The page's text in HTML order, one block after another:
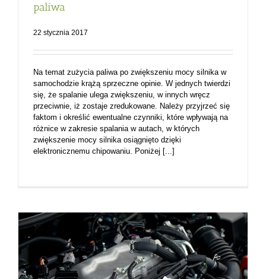
paliwa
22 stycznia 2017
Na temat zużycia paliwa po zwiększeniu mocy silnika w
samochodzie krążą sprzeczne opinie. W jednych twierdzi
się, że spalanie ulega zwiększeniu, w innych wręcz
przeciwnie, iż zostaje zredukowane. Należy przyjrzeć się
faktom i określić ewentualne czynniki, które wpływają na
różnice w zakresie spalania w autach, w których
zwiększenie mocy silnika osiągnięto dzięki
elektronicznemu chipowaniu. Poniżej [...]